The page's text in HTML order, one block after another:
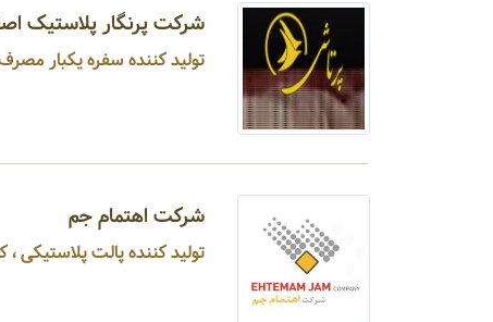
شرکت پرنگار پلاستیک
تولید کننده سفره یکبار
شرکت اهتمام جم
تولید کننده پالت پلاستیکی